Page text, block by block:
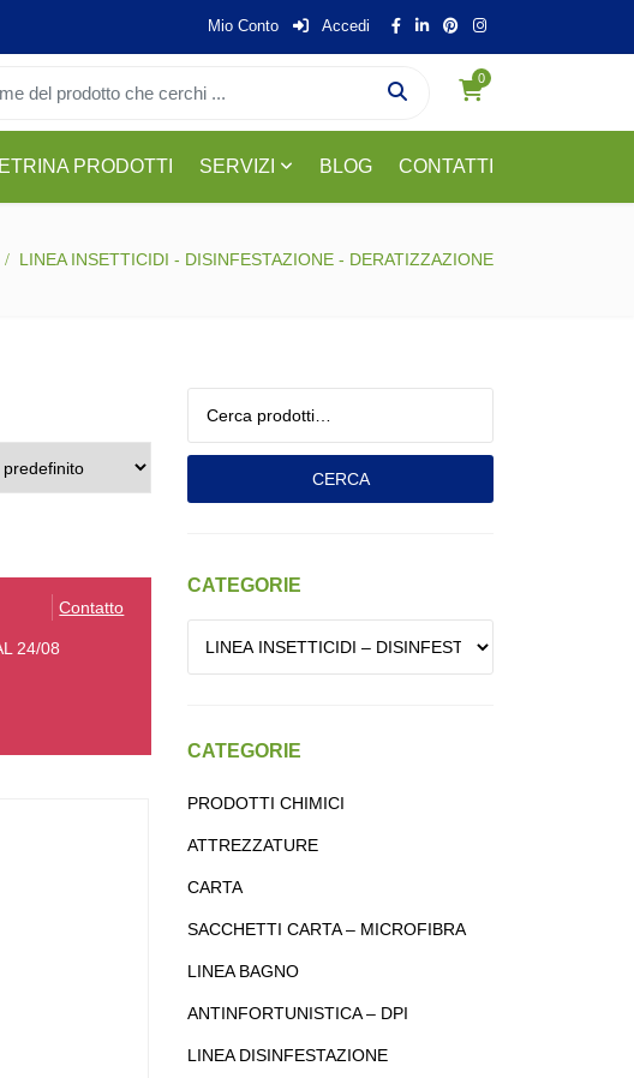
Mio Conto Accedi
0
PRODOTTI SERVIZI BLOG CONTATTI
LINEA INSETTICIDI - DISINFESTAZIONE - DERATIZZAZIONE
Contatto
24/08
CERCA
CATEGORIE
CATEGORIE
PRODOTTI CHIMICI
ATTREZZATURE
CARTA
SACCHETTI CARTA – MICROFIBRA
LINEA BAGNO
ANTINFORTUNISTICA – DPI
LINEA DISINFESTAZIONE